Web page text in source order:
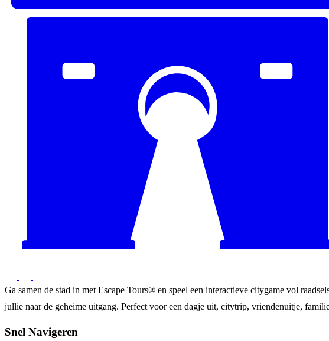
Ga samen de stad in met Escape Tours® en speel een interactieve citygame vol
jullie naar de geheime uitgang. Perfect voor een dagje uit, citytrip, vriendenuitje,
Snel Navigeren